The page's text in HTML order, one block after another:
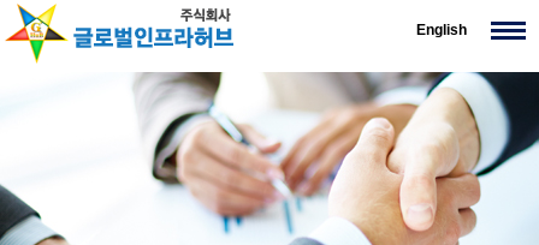
English